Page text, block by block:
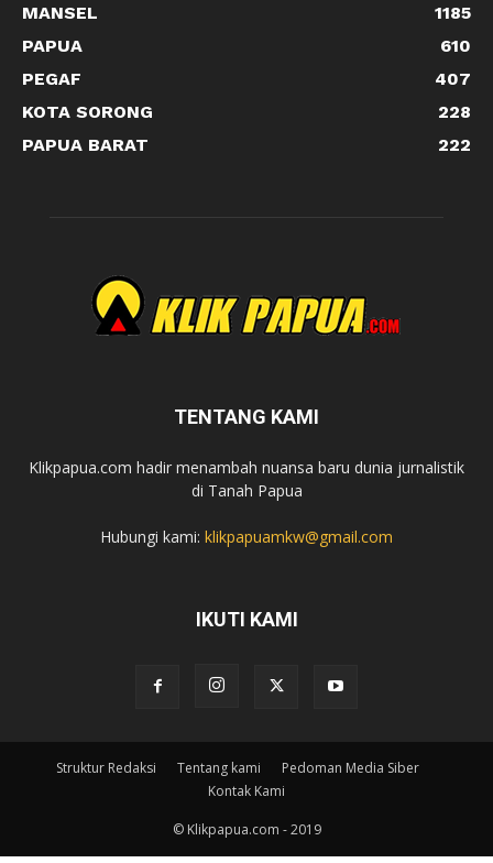
MANSEL
1185
PAPUA
610
PEGAF
407
KOTA SORONG
228
PAPUA BARAT
222
TENTANG KAMI
Klikpapua.com hadir menambah nuansa baru dunia jurnalistik
di Tanah Papua
Hubungi kami: klikpapuamkw@gmail.com
IKUTI KAMI
Struktur Redaksi Tentang kami
Pedoman Media Siber
Kontak Kami
© Klikpapua.com - 2019